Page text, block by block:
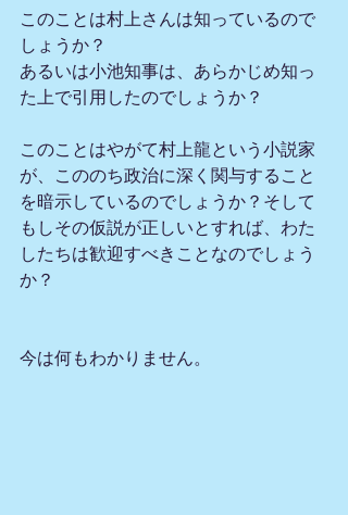
このことは村上さんは知っているので
しょうか？
あるいは小池知事は、あらかじめ知っ
た上で引用したのでしょうか？
このことはやがて村上龍という小説家
が、こののち政治に深く関与すること
を暗示しているのでしょうか？そして
もしその仮説が正しいとすれば、わた
したちは歓迎すべきことなのでしょう
か？
今は何もわかりません。